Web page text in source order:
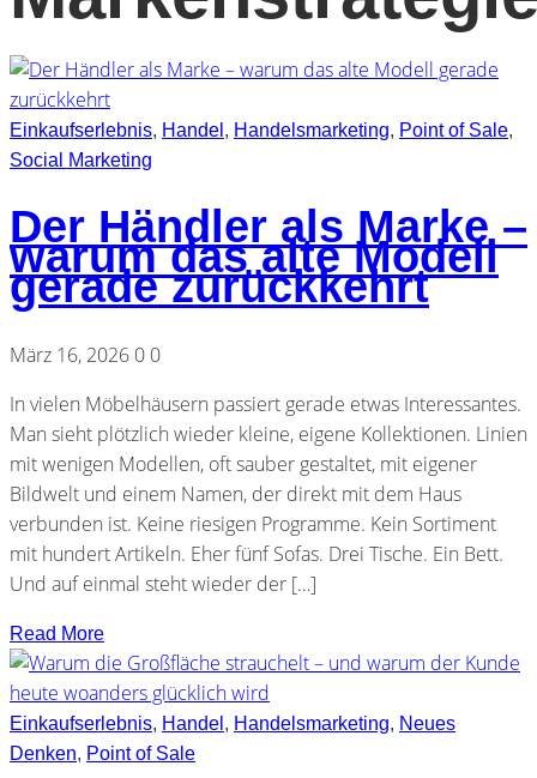
Einkaufserlebnis, Handel , Handelsmarketing, Point of Sale,
Social Marketing
Der Händler als Marke –
warum das alte Modell
gerade zurückkehrt
März 16, 2026 0 0
In vielen Möbelhäusern passiert gerade etwas Interessantes.
Man sieht plötzlich wieder kleine, eigene Kollektionen. Linien
mit wenigen Modellen, oft sauber gestaltet, mit eigener
Bildwelt und einem Namen, der direkt mit dem Haus
verbunden ist. Keine riesigen Programme. Kein Sortiment
mit hundert Artikeln. Eher fünf Sofas. Drei Tische. Ein Bett.
Und auf einmal steht wieder der […]
Read More
Einkaufserlebnis, Handel , Handelsmarketing, Neues
Denken, Point of Sale